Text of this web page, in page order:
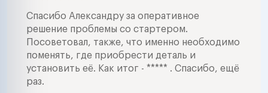
Спасибо Александру за оперативное
решение проблемы со стартером.
Посоветовал, также, что именно необходимо
поменять, где приобрести деталь и
установить её. Как итог - ***** . Спасибо, ещё
раз.